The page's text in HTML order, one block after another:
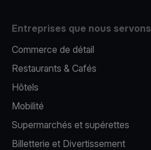
Entreprises que nous servons
Commerce de détail
Restaurants & Cafés
Hôtels
Mobilité
Supermarchés et supérettes
Billetterie et Divertissement